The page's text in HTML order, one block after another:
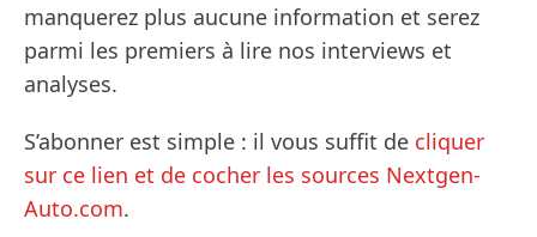
manquerez plus aucune information et serez
parmi les premiers à lire nos interviews et
analyses.
S’abonner est simple : il vous suffit de cliquer
sur ce lien et de cocher les sources Nextgen-
Auto.com.